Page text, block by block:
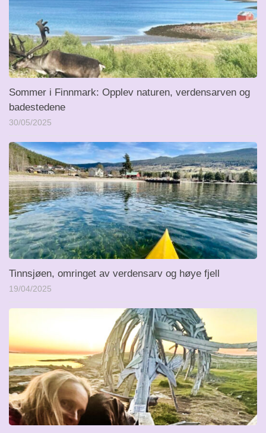
Sommer i Finnmark: Opplev naturen, verdensarven og
badestedene
30/05/2025
Tinnsjøen, omringet av verdensarv og høye fjell
19/04/2025